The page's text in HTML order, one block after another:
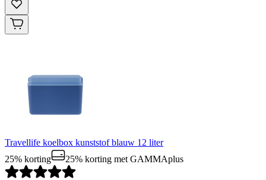
Travellife koelbox kunststof blauw 12 liter
25% korting
25% korting met GAMMAplus